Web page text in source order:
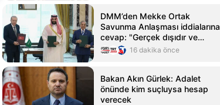
DMM’den Mekke Ortak
Savunma Anlaşması iddialarına
cevap: "Gerçek dışıdır ve
nereden kaynaklı olduğu açıkça
16 dakika önce
Bakan Akın Gürlek: Adalet
önünde kim suçluysa hesap
verecek